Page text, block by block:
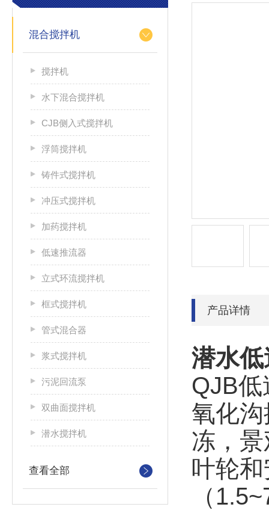
混合搅拌机
搅拌机
水下混合搅拌机
CJB侧入式搅拌机
浮筒搅拌机
铸件式搅拌机
冲压式搅拌机
加药搅拌机
低速推流器
立式环流搅拌机
框式搅拌机
管式混合器
浆式搅拌机
污泥回流泵
双曲面搅拌机
潜水搅拌机
查看全部
产品详情
潜水
QJB
氧化
冻，
叶轮
（